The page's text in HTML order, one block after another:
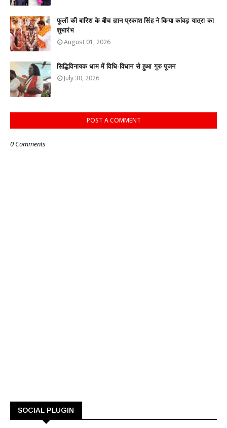
फूलों की बारिश के बीच ज्ञान प्रकाश सिंह ने किया कांवड़ यात्रा का
शुभारंभ
August 01, 2026
सिद्धिविनायक धाम में विधि-विधान से हुआ गुरु पूजन
July 30, 2026
POST A COMMENT
0 Comments
SOCIAL PLUGIN